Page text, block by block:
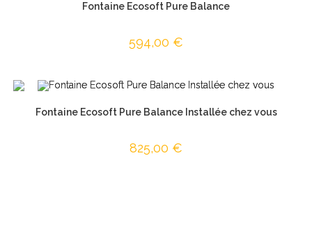
Fontaine Ecosoft Pure Balance
594,00 €
Fontaine Ecosoft Pure Balance Installée chez vous
825,00 €